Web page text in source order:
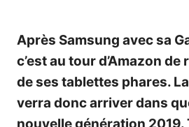
Après Samsung avec sa
c’est au tour d’Amazon
de ses tablettes phares.
verra donc arriver dans
nouvelle génération 2019.